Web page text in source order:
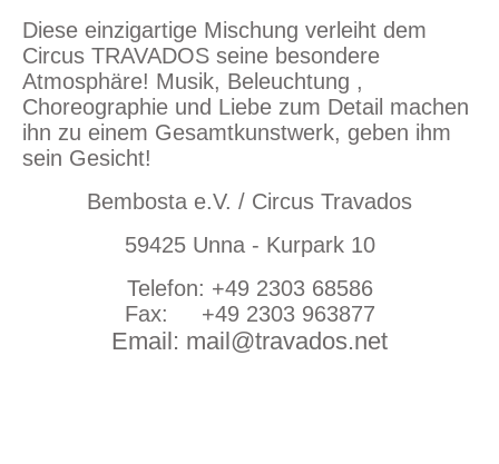
Diese einzigartige Mischung verleiht dem
Circus TRAVADOS seine besondere
Atmosphäre! Musik, Beleuchtung ,
Choreographie und Liebe zum Detail machen
ihn zu einem Gesamtkunstwerk, geben ihm
sein Gesicht!
Bembosta e.V. / Circus Travados
59425 Unna - Kurpark 10
Telefon: +49 2303 68586
Fax: +49 2303 963877
Email: mail@travados.net